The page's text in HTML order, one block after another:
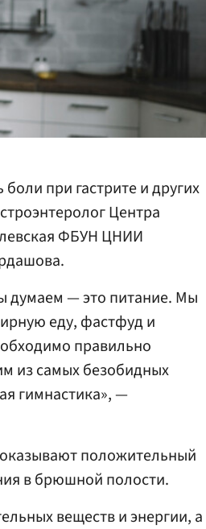
при гастрите и других
Центра
ФБУН ЦНИИ
думаем — это питание. Мы
еду, фастфуд и
правильно
из самых безобидных
гимнастика», —
положительный
в брюшной полости.
веществ и энергии, а